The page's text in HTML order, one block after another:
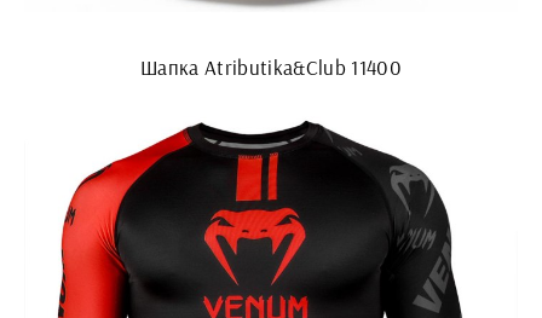
Шапка Atributika&Club 11400